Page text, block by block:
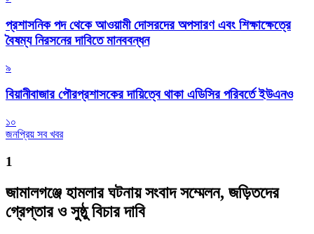
প্রশাসনিক পদ থেকে আওয়ামী দোসরদের অপসারণ এবং শিক্ষাক্ষেত্রে
বৈষম্য নিরসনের দাবিতে মানববন্ধন
৯
বিয়ানীবাজার পৌরপ্রশাসকের দায়িত্বে থাকা এডিসির পরিবর্তে ইউএনও
১০
জনপ্রিয় সব খবর
1
জামালগঞ্জে হামলার ঘটনায় সংবাদ সম্মেলন, জড়িতদের
গ্রেপ্তার ও সুষ্ঠু বিচার দাবি